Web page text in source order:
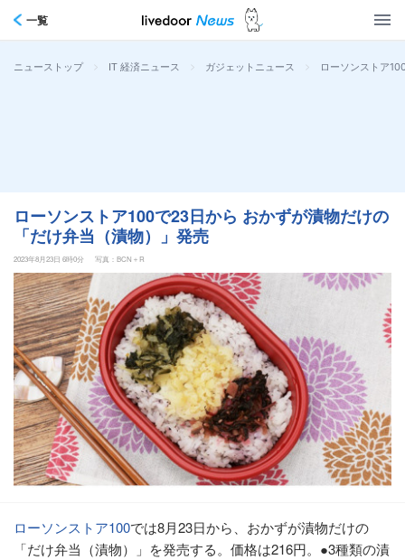
一覧
ニューストップ > IT 経済ニュース > ガジェットニュース > ローソンストア
ローソンストア100で23日から おかずが漬物だけの
「だけ弁当（漬物）」発売
2023年8月23日 6時0分 写真：BCN＋R
ローソンストア100では8月23日から、おかずが漬物だけの
「だけ弁当（漬物）」を発売する。価格は216円。●3種類の漬